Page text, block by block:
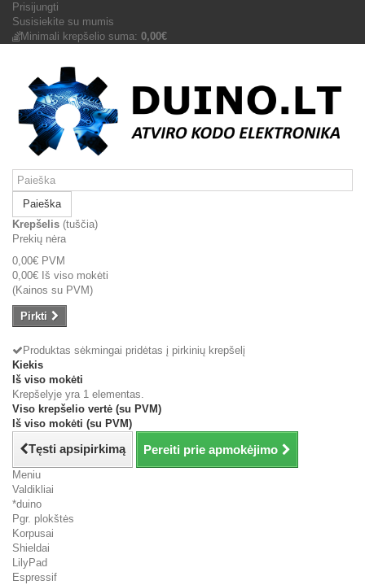
Prisijungti
Susisiekite su mumis
Minimali krepšelio suma: 0,00€
Paieška
Krepšelis (tuščia)
Prekių nėra
0,00€ PVM
0,00€ Iš viso mokėti
(Kainos su PVM)
Pirkti
Produktas sėkmingai pridėtas į pirkinių krepšelį
Kiekis
Iš viso mokėti
Krepšelyje yra 1 elementas.
Viso krepšelio vertė (su PVM)
Iš viso mokėti (su PVM)
Tęsti apsipirkimą Pereiti prie apmokėjimo
Meniu
Valdikliai
*duino
Pgr. plokštės
Korpusai
Shieldai
LilyPad
Espressif